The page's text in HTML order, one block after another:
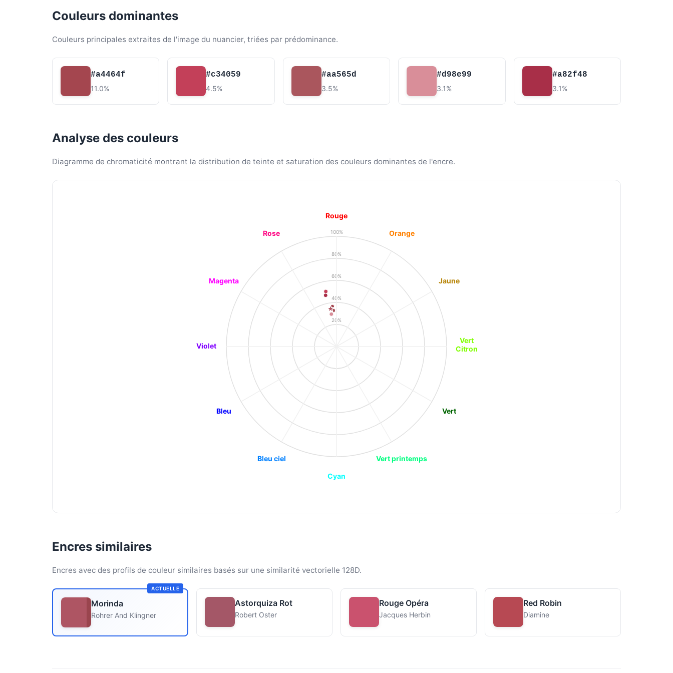
Couleurs dominantes
Couleurs principales extraites de l'image du nuancier, triées par prédominance.
#a4464f
11.0%
#c34059
4.5%
#aa565d
3.5%
#d98e99
3.1%
#a82f48
3.1%
Analyse des couleurs
Diagramme de chromaticité montrant la distribution de teinte et saturation des couleurs dominantes de l'encre.
20%
40%
60%
80%
100%
Rouge
Orange
Jaune
Vert
Citron
Vert
Vert printemps
Cyan
Bleu ciel
Bleu
Violet
Magenta
Rose
Encres similaires
Encres avec des profils de couleur similaires basés sur une similarité vectorielle 128D.
ACTUELLE
Morinda
Rohrer And Klingner
Astorquiza Rot
Robert Oster
Rouge Opéra
Jacques Herbin
Red Robin
Diamine